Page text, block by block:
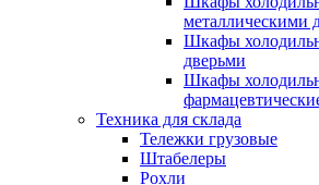
металлическими
Шкафы
дверьми
Шкафы
Техника для склада
Тележки грузовые
Штабелеры
Рохли